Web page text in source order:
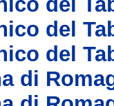
del
del
di